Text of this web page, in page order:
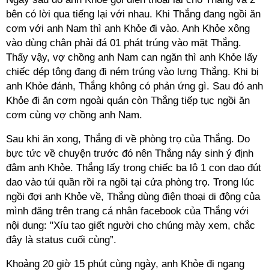
bên có lời qua tiếng lại với nhau. Khi Thắng đang ngồi ăn
cơm với anh Nam thì anh Khỏe đi vào. Anh Khỏe xông
vào dùng chân phải đá 01 phát trúng vào mặt Thắng.
Thấy vậy, vợ chồng anh Nam can ngăn thì anh Khỏe lấy
chiếc dép tông đang đi ném trúng vào lưng Thắng. Khi bị
anh Khỏe đánh, Thắng không có phản ứng gì. Sau đó anh
Khỏe đi ăn cơm ngoài quán còn Thắng tiếp tục ngồi ăn
cơm cùng vợ chồng anh Nam.
Sau khi ăn xong, Thắng đi về phòng trọ của Thắng. Do
bực tức về chuyện trước đó nên Thắng nảy sinh ý định
đâm anh Khỏe. Thắng lấy trong chiếc ba lô 1 con dao đút
dao vào túi quần rồi ra ngồi tại cửa phòng trọ. Trong lúc
ngồi đợi anh Khỏe về, Thắng dùng điện thoại di động của
mình đăng trên trang cá nhân facebook của Thắng với
nội dung: "Xíu tao giết người cho chúng mày xem, chắc
đây là status cuối cùng”.
Khoảng 20 giờ 15 phút cùng ngày, anh Khỏe đi ngang